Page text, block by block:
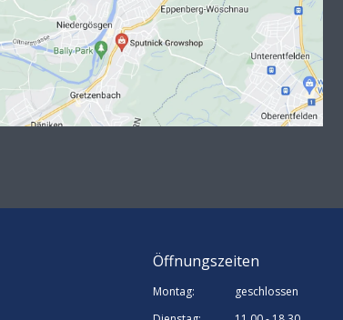
Öffnungszeiten
Montag:
geschlossen